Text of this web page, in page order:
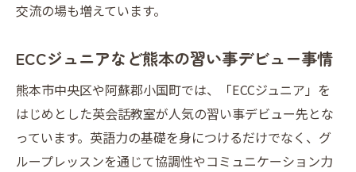
交流の場も増えています。
ECCジュニアなど熊本の習い事デビュー事情
熊本市中央区や阿蘇郡小国町では、「ECCジュニア」を
はじめとした英会話教室が人気の習い事デビュー先とな
っています。英語力の基礎を身につけるだけでなく、グ
ループレッスンを通じて協調性やコミュニケーション力